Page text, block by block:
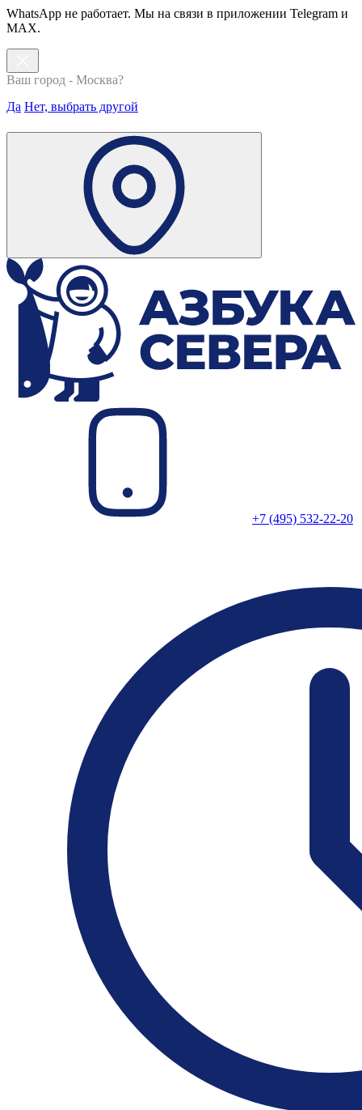
WhatsApp не работает. Мы на связи в приложении Telegram и
MAX.
Ваш город - Москва?
Да Нет, выбрать другой
+7 (495) 532-22-20